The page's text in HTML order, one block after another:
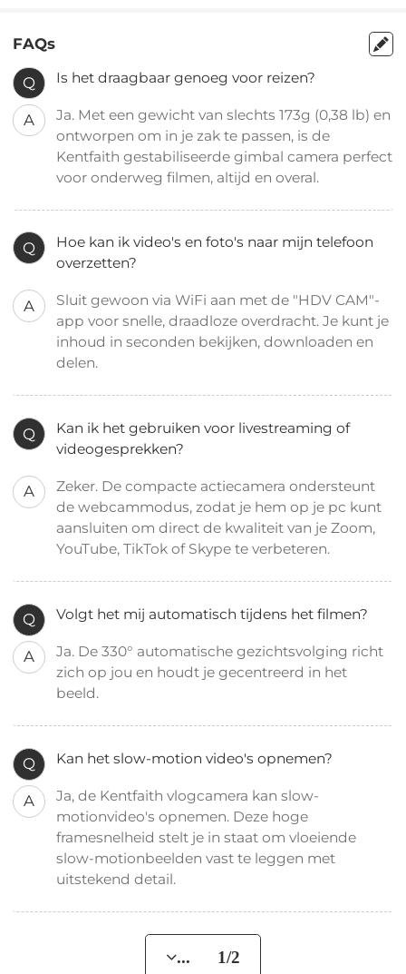
FAQs
Q Is het draagbaar genoeg voor reizen?
A
Ja. Met een gewicht van slechts 173g (0,38 lb) en
ontworpen om in je zak te passen, is de
Kentfaith gestabiliseerde gimbal camera perfect
voor onderweg filmen, altijd en overal.
Q
Hoe kan ik video's en foto's naar mijn telefoon
overzetten?
A
Sluit gewoon via WiFi aan met de "HDV CAM"-
app voor snelle, draadloze overdracht. Je kunt je
inhoud in seconden bekijken, downloaden en
delen.
Q
Kan ik het gebruiken voor livestreaming of
videogesprekken?
A
Zeker. De compacte actiecamera ondersteunt
de webcammodus, zodat je hem op je pc kunt
aansluiten om direct de kwaliteit van je Zoom,
YouTube, TikTok of Skype te verbeteren.
Q Volgt het mij automatisch tijdens het filmen?
A
Ja. De 330° automatische gezichtsvolging richt
zich op jou en houdt je gecentreerd in het
beeld.
Q Kan het slow-motion video's opnemen?
A
Ja, de Kentfaith vlogcamera kan slow-
motionvideo's opnemen. Deze hoge
framesnelheid stelt je in staat om vloeiende
slow-motionbeelden vast te leggen met
uitstekend detail.
... 1/2